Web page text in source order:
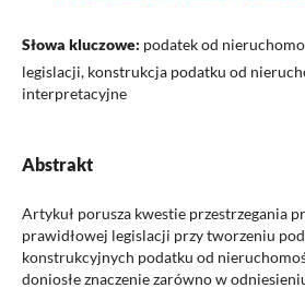
Słowa kluczowe: podatek od
legislacji, konstrukcja podatku od
interpretacyjne
Abstrakt
Artykuł porusza kwestie przestrzegania
prawidłowej legislacji przy tworzeniu
konstrukcyjnych podatku od
doniosłe znaczenie zarówno w